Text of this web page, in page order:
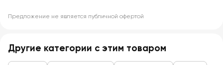
Предложение не является публичной офертой
Другие категории с этим товаром